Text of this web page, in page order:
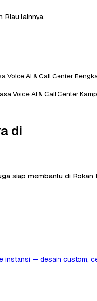
Riau lainnya.
Voice AI & Call Center
Voice AI & Call Center
di
siap membantu di Rokan
instansi — desain custom,